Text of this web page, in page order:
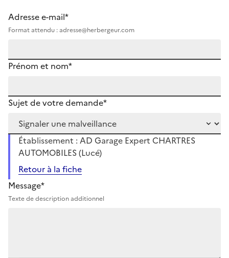
Adresse e-mail*
Format attendu : adresse@herbergeur.com
Prénom et nom*
Sujet de votre demande*
Établissement : AD Garage Expert CHARTRES
AUTOMOBILES (Lucé)
Retour à la fiche
Message*
Texte de description additionnel